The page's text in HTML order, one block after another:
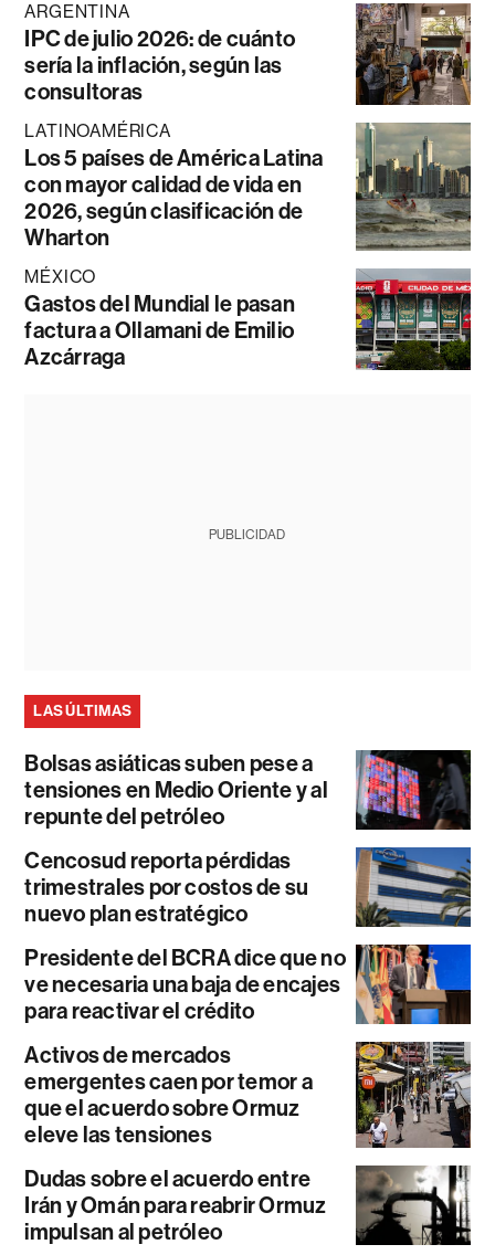
ARGENTINA
IPC de julio 2026: de cuánto
sería la inflación, según las
consultoras
LATINOAMÉRICA
Los 5 países de América Latina
con mayor calidad de vida en
2026, según clasificación de
Wharton
MÉXICO
Gastos del Mundial le pasan
factura a Ollamani de Emilio
Azcárraga
PUBLICIDAD
LAS ÚLTIMAS
Bolsas asiáticas suben pese a
tensiones en Medio Oriente y al
repunte del petróleo
Cencosud reporta pérdidas
trimestrales por costos de su
nuevo plan estratégico
Presidente del BCRA dice que no
ve necesaria una baja de encajes
para reactivar el crédito
Activos de mercados
emergentes caen por temor a
que el acuerdo sobre Ormuz
eleve las tensiones
Dudas sobre el acuerdo entre
Irán y Omán para reabrir Ormuz
impulsan al petróleo